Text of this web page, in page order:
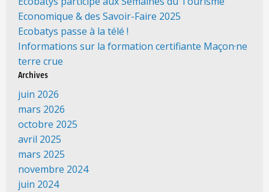
Economique & des Savoir-Faire 2025
Ecobatys passe à la télé !
Informations sur la formation certifiante Maçon·ne
terre crue
Archives
juin 2026
mars 2026
octobre 2025
avril 2025
mars 2025
novembre 2024
juin 2024